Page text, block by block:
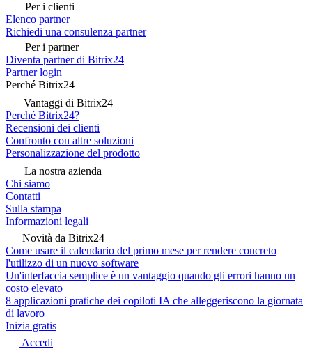
Per i clienti
Elenco partner
Richiedi una consulenza partner
Per i partner
Diventa partner di Bitrix24
Partner login
Perché Bitrix24
Vantaggi di Bitrix24
Perché Bitrix24?
Recensioni dei clienti
Confronto con altre soluzioni
Personalizzazione del prodotto
La nostra azienda
Chi siamo
Contatti
Sulla stampa
Informazioni legali
Novità da Bitrix24
Come usare il calendario del primo mese per rendere concreto
l'utilizzo di un nuovo software
Un'interfaccia semplice è un vantaggio quando gli errori hanno un
costo elevato
8 applicazioni pratiche dei copiloti IA che alleggeriscono la giornata
di lavoro
Inizia gratis
Accedi